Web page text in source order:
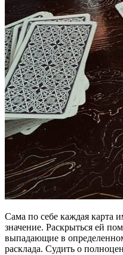
Сама по себе каждая карта
значение. Раскрыться ей
выпадающие в
расклада. Судить о